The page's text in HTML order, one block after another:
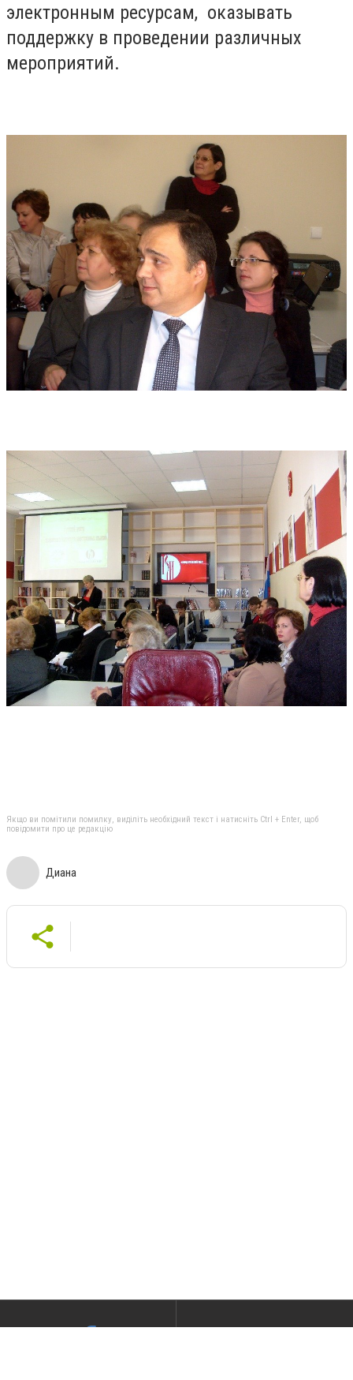
электронным ресурсам, оказывать
поддержку в проведении различных
мероприятий.
Якщо ви помітили помилку, виділіть необхідний текст і натисніть Ctrl + Enter, щоб
повідомити про це редакцію
Диана